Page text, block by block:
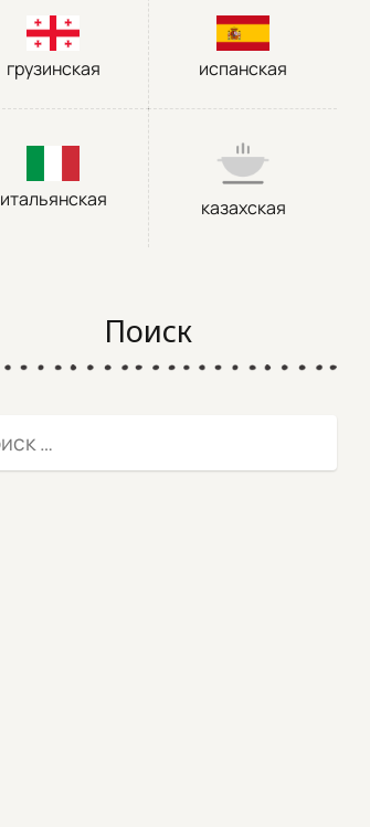
грузинская испанская
итальянская казахская
Поиск